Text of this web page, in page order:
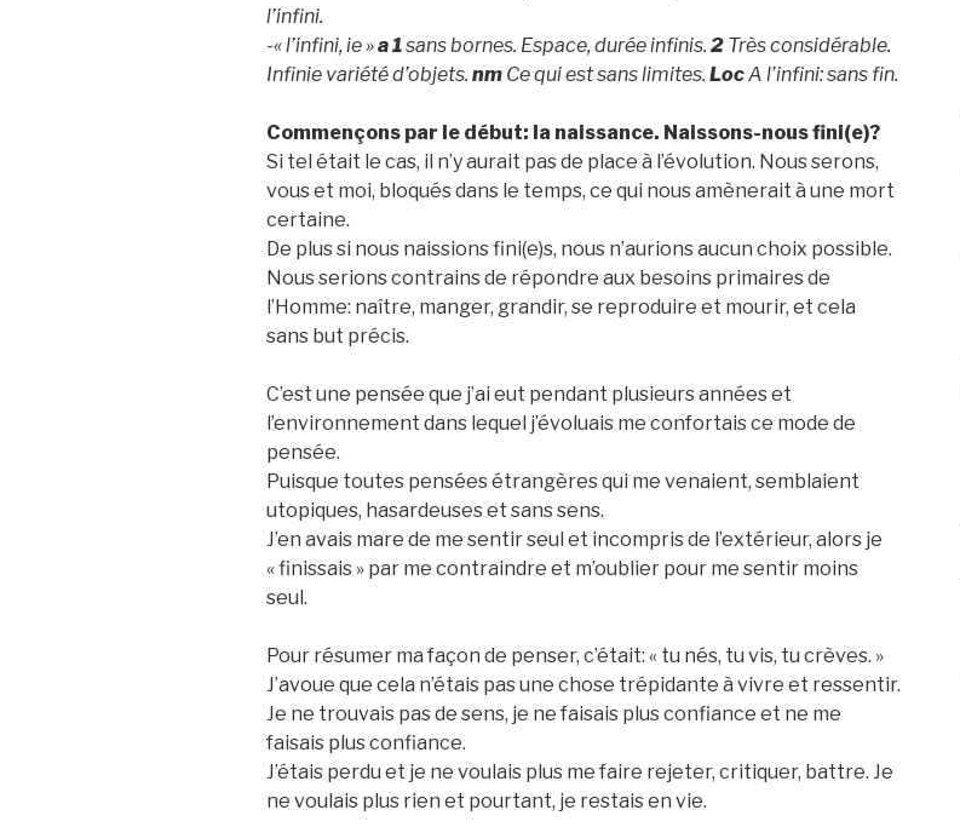
l’infini.
-« l’infini, ie »a1sans bornes. Espace, durée infinis. 2 Très considérable.
Infinie variété d’objets. nm Ce qui est sans limites. LocA l’infini: sans fin.
Commençons par le début: la naissance. Naissons-nous fini(e)?
Si tel était le cas, il n’y aurait pas de place à l’évolution. Nous serons,
vous et moi, bloqués dans le temps, ce qui nous amènerait à une mort
certaine.
De plus si nous naissions fini(e)s, nous n’aurions aucun choix possible.
Nous serions contrains de répondre aux besoins primaires de
l’Homme: naître, manger, grandir, se reproduire et mourir, et cela
sans but précis.
C’est une pensée que j’ai eut pendant plusieurs années et
l’environnement dans lequel j’évoluais me confortais ce mode de
pensée.
Puisque toutes pensées étrangères qui me venaient, semblaient
utopiques, hasardeuses et sans sens.
J’en avais mare de me sentir seul et incompris de l’extérieur, alors je
« finissais » par me contraindre et m’oublier pour me sentir moins
seul.
Pour résumer ma façon de penser, c’était: « tu nés, tu vis, tu crèves. »
J’avoue que cela n’étais pas une chose trépidante à vivre et ressentir.
Je ne trouvais pas de sens, je ne faisais plus confiance et ne me
faisais plus confiance.
J’étais perdu et je ne voulais plus me faire rejeter, critiquer, battre. Je
ne voulais plus rien et pourtant, je restais en vie.